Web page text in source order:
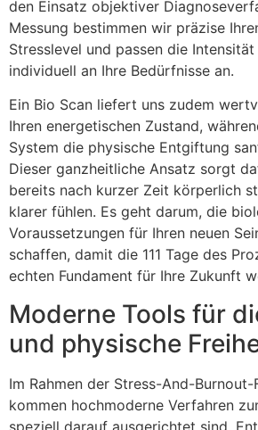
den Einsatz objektiver
Messung bestimmen wir präzise
Stresslevel und passen die
individuell an Ihre Bedürfnisse an.
Ein Bio Scan liefert uns zudem
Ihren energetischen Zustand,
System die physische Entgiftung
Dieser ganzheitliche Ansatz sorgt
bereits nach kurzer Zeit körperlich
klarer fühlen. Es geht darum, die
Voraussetzungen für Ihren neuen
schaffen, damit die 111 Tage des
echten Fundament für Ihre Zukunft
Moderne Tools für
und physische
Im Rahmen der Stress-And-
kommen hochmoderne Verfahren
speziell darauf ausgerichtet sind,